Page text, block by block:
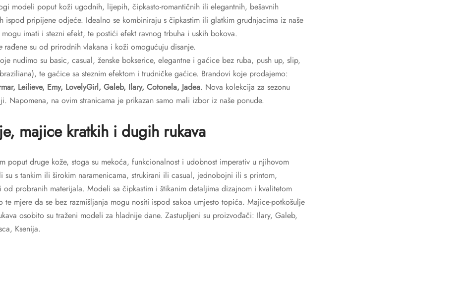
modeli poput koži ugodnih, lijepih, čipkasto-romantičnih ili elegantnih, bešavnih
ispod pripijene odjeće. Idealno se kombiniraju s čipkastim ili glatkim grudnjacima iz naše
imati i stezni efekt, te postići efekt ravnog trbuha i uskih bokova.
rađene su od prirodnih vlakana i koži omogućuju disanje.
nudimo su basic, casual, ženske bokserice, elegantne i gaćice bez ruba, push up, slip,
te gaćice sa steznim efektom i trudničke gaćice. Brandovi koje prodajemo:
Leilieve, Emy, LovelyGirl, Galeb, Ilary, Cotonela, Jadea. Nova kolekcija za sezonu
Napomena, na ovim stranicama je prikazan samo mali izbor iz naše ponude.
majice kratkih i dugih rukava
poput druge kože, stoga su mekoća, funkcionalnost i udobnost imperativ u njihovom
su s tankim ili širokim naramenicama, strukirani ili casual, jednobojni ili s printom,
od probranih materijala. Modeli sa čipkastim i štikanim detaljima dizajnom i kvalitetom
te mjere da se bez razmišljanja mogu nositi ispod sakoa umjesto topića. Majice-potkošulje
osobito su traženi modeli za hladnije dane. Zastupljeni su proizvođači: Ilary, Galeb,
Ksenija.